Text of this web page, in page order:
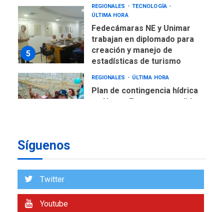
5
REGIONALES
TECNOLOGÍA
ÚLTIMA HORA
Fedecámaras NE y Unimar
trabajan en diplomado para
creación y manejo de
estadísticas de turismo
REGIONALES ÚLTIMA HORA
Plan de contingencia hídrica
en Nueva Esparta consolida
7
Síguenos
Twitter
Youtube